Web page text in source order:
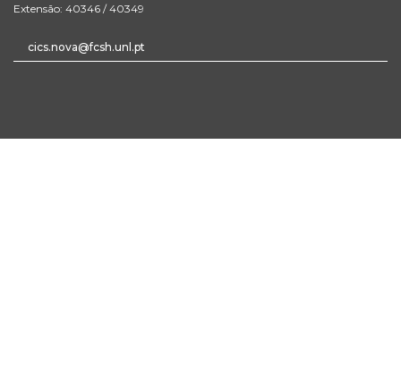
Extensão: 40346 / 40349
cics.nova@fcsh.unl.pt